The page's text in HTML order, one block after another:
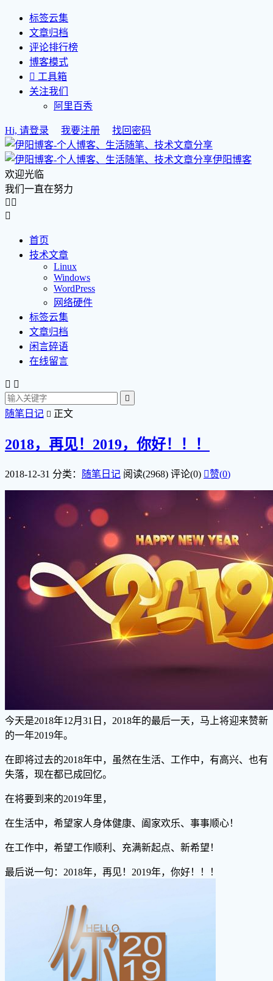
标签云集
文章归档
评论排行榜
博客模式
 工具箱
关注我们
阿里百秀
Hi, 请登录 我要注册 找回密码
伊阳博客
欢迎光临
我们一直在努力
 

首页
技术文章
Linux
Windows
WordPress
网络硬件
标签云集
文章归档
闲言碎语
在线留言
 

随笔日记  正文
2018，再见！2019，你好！！！
2018-12-31 分类： 随笔日记 阅读(2968) 评论(0) 赞(0)
今天是2018年12月31日，2018年的最后一天，马上将迎来赞新
的一年2019年。
在即将过去的2018年中，虽然在生活、工作中，有高兴、也有
失落，现在都已成回忆。
在将要到来的2019年里，
在生活中，希望家人身体健康、阖家欢乐、事事顺心！
在工作中，希望工作顺利、充满新起点、新希望！
最后说一句：2018年，再见！2019年，你好！！！